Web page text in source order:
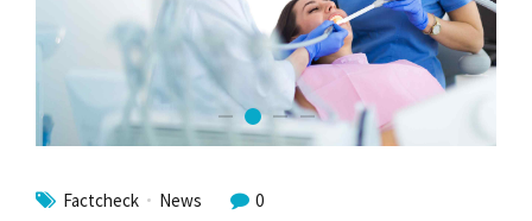
Factcheck News 0